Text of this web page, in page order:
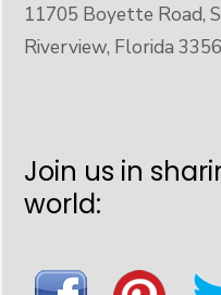
11705 Boyette Road,
Riverview, Florida
Join us in
world: